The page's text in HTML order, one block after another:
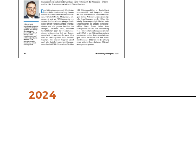
2024